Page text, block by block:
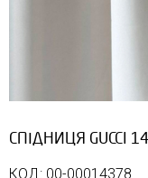
СПІДНИЦЯ GUCCI
КОД: 00-00014378